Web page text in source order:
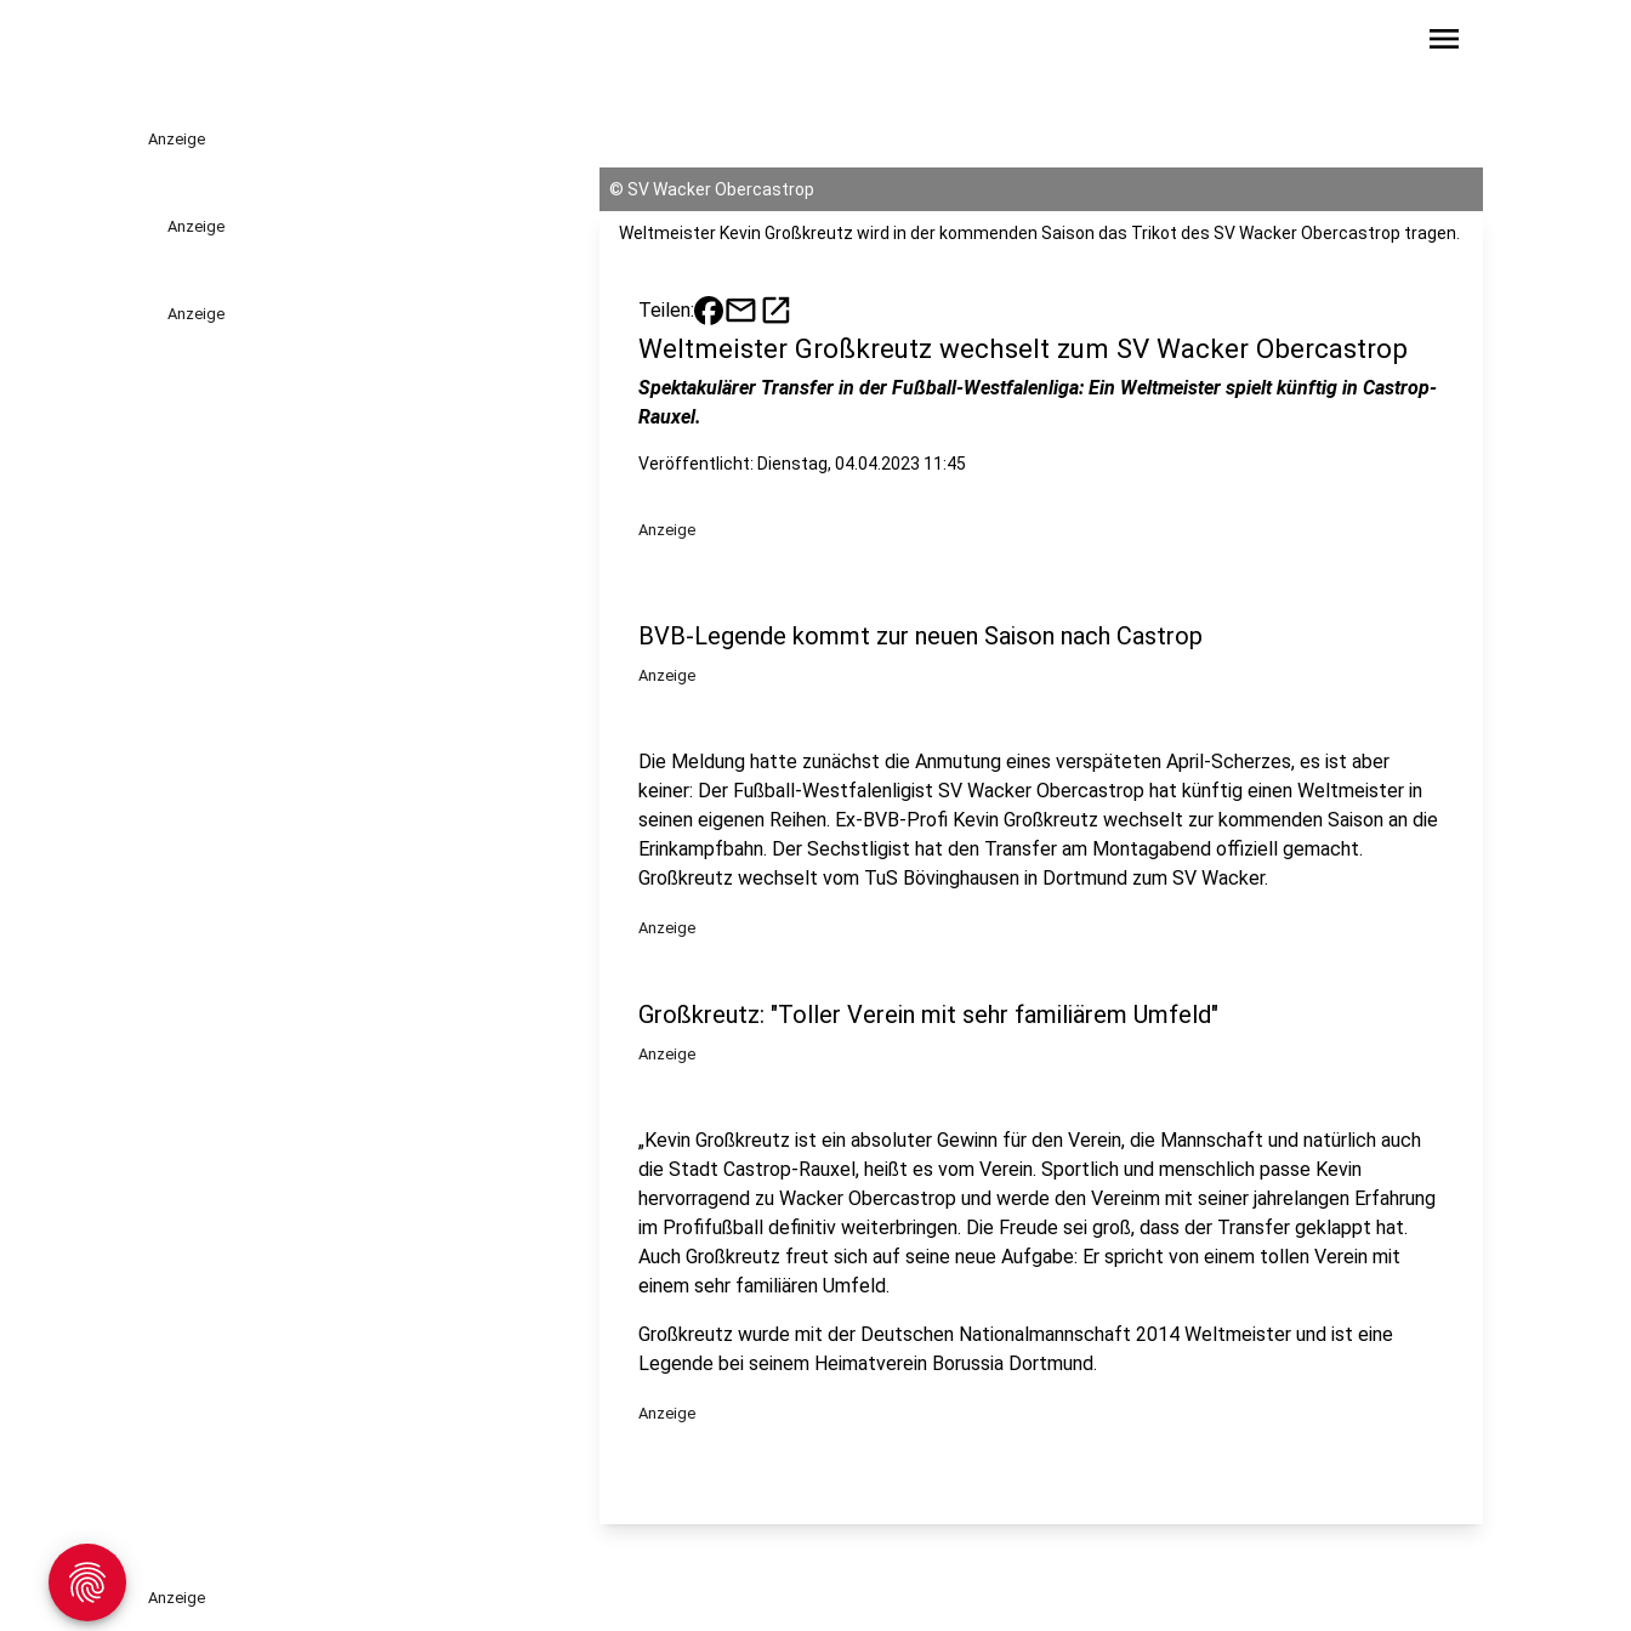
menu
Anzeige
Anzeige
Anzeige
© SV Wacker Obercastrop
Weltmeister Kevin Großkreutz wird in der kommenden Saison das Trikot des SV Wacker Obercastrop tragen.
Teilen: mailopen_in_new
Weltmeister Großkreutz wechselt zum SV Wacker Obercastrop
Spektakulärer Transfer in der Fußball-Westfalenliga: Ein Weltmeister spielt künftig in Castrop-
Rauxel.
Veröffentlicht: Dienstag, 04.04.2023 11:45
Anzeige
BVB-Legende kommt zur neuen Saison nach Castrop
Anzeige
Die Meldung hatte zunächst die Anmutung eines verspäteten April-Scherzes, es ist aber
keiner: Der Fußball-Westfalenligist SV Wacker Obercastrop hat künftig einen Weltmeister in
seinen eigenen Reihen. Ex-BVB-Profi Kevin Großkreutz wechselt zur kommenden Saison an die
Erinkampfbahn. Der Sechstligist hat den Transfer am Montagabend offiziell gemacht.
Großkreutz wechselt vom TuS Bövinghausen in Dortmund zum SV Wacker.
Anzeige
Großkreutz: "Toller Verein mit sehr familiärem Umfeld"
Anzeige
„Kevin Großkreutz ist ein absoluter Gewinn für den Verein, die Mannschaft und natürlich auch
die Stadt Castrop-Rauxel, heißt es vom Verein. Sportlich und menschlich passe Kevin
hervorragend zu Wacker Obercastrop und werde den Vereinm mit seiner jahrelangen Erfahrung
im Profifußball definitiv weiterbringen. Die Freude sei groß, dass der Transfer geklappt hat.
Auch Großkreutz freut sich auf seine neue Aufgabe: Er spricht von einem tollen Verein mit
einem sehr familiären Umfeld.
Großkreutz wurde mit der Deutschen Nationalmannschaft 2014 Weltmeister und ist eine
Legende bei seinem Heimatverein Borussia Dortmund.
Anzeige
Anzeige